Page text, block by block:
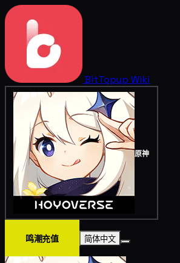
BitTopup Wiki
原神
鸣潮充值 简体中文